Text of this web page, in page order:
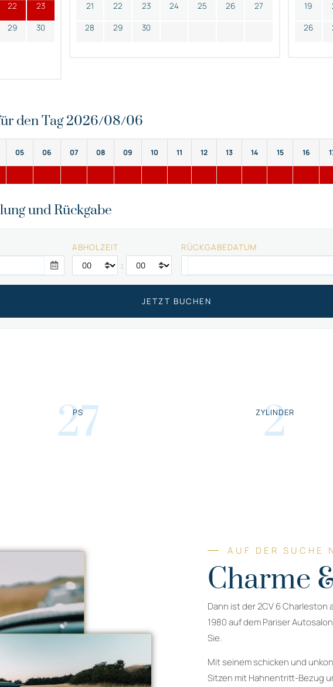
22 23
29 30
21 22 23 24 25 26 27
28 29 30
19
26
den Tag 2026/08/06
05 06 07 08 09 10 11 12 13 14 15 16
und Rückgabe
ABHOLZEIT
:
RÜCKGABEDATUM
27
PS 2
ZYLINDER
AUF DER SUCHE
Charme
Dann ist der 2CV 6 Charleston
1980 auf dem Pariser
Sie.
Mit seinem schicken und
Sitzen mit Hahnentritt-Bezug